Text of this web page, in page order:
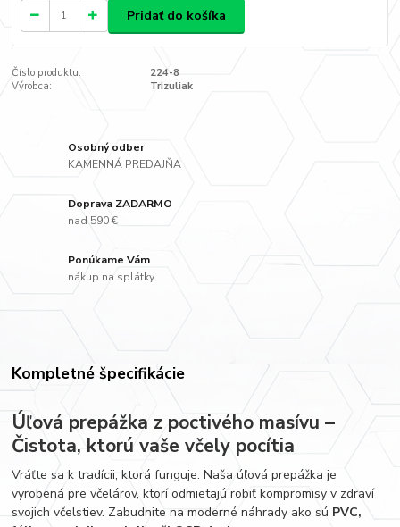
Pridať do košíka
Číslo produktu:
224-8
Výrobca:
Trizuliak
Osobný odber
KAMENNÁ PREDAJŇA
Doprava ZADARMO
nad 590 €
Ponúkame Vám
nákup na splátky
Kompletné špecifikácie
Úľová prepážka z poctivého masívu –
Čistota, ktorú vaše včely pocítia
Vráťte sa k tradícii, ktorá funguje. Naša úľová prepážka je
vyrobená pre včelárov, ktorí odmietajú robiť kompromisy v zdraví
svojich včelstiev. Zabudnite na moderné náhrady ako sú PVC,